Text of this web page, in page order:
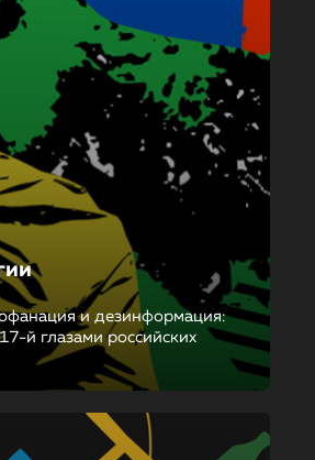
и дезинформация:
й глазами российских